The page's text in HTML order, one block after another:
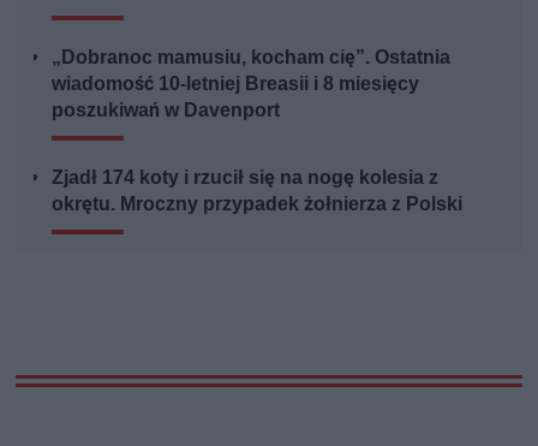
„Dobranoc mamusiu, kocham cię”. Ostatnia
wiadomość 10-letniej Breasii i 8 miesięcy
poszukiwań w Davenport
Zjadł 174 koty i rzucił się na nogę kolesia z
okrętu. Mroczny przypadek żołnierza z Polski